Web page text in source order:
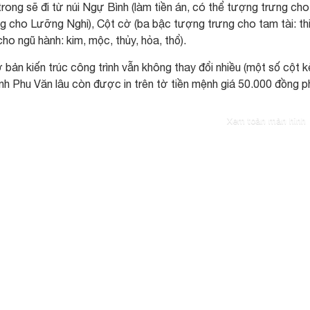
sẽ đi từ núi Ngự Bình (làm tiền án, có thể tượng trưng cho
cho Lưỡng Nghi), Cột cờ (ba bậc tượng trưng cho tam tài:
ngũ hành: kim, mộc, thủy, hỏa, thổ).
kiến trúc công trình vẫn không thay đổi nhiều (một số cột
Phu Văn lâu còn được in trên tờ tiền mệnh giá 50.000 đồng
Xem toàn màn hình